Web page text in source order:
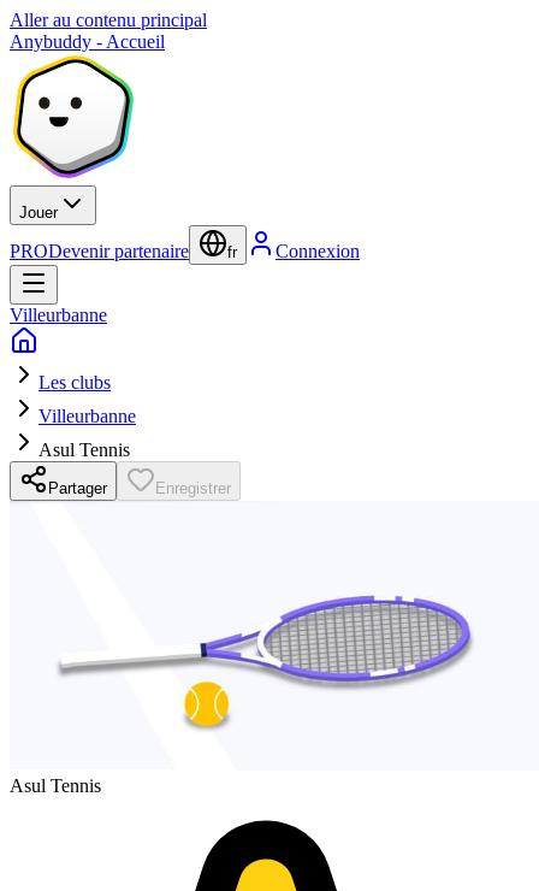
Aller au contenu principal
Anybuddy - Accueil
Jouer
PRODevenir partenaire fr Connexion
Villeurbanne
Les clubs
Villeurbanne
Asul Tennis
Partager Enregistrer
Asul Tennis